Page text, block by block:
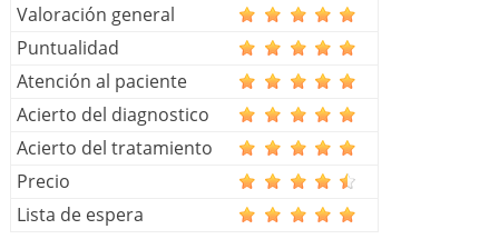
Valoración general
Puntualidad
Atención al paciente
Acierto del diagnostico
Acierto del tratamiento
Precio
Lista de espera